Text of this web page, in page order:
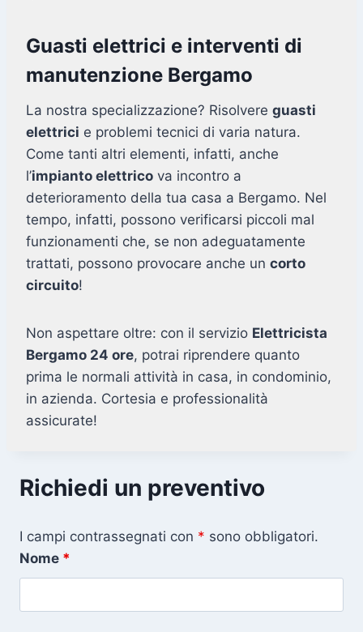
Guasti elettrici e interventi di
manutenzione Bergamo
La nostra specializzazione? Risolvere guasti
elettrici e problemi tecnici di varia natura.
Come tanti altri elementi, infatti, anche
l’impianto elettrico va incontro a
deterioramento della tua casa a Bergamo. Nel
tempo, infatti, possono verificarsi piccoli mal
funzionamenti che, se non adeguatamente
trattati, possono provocare anche un corto
circuito!
Non aspettare oltre: con il servizio Elettricista
Bergamo 24 ore, potrai riprendere quanto
prima le normali attività in casa, in condominio,
in azienda. Cortesia e professionalità
assicurate!
Richiedi un preventivo
I campi contrassegnati con * sono obbligatori.
Nome *